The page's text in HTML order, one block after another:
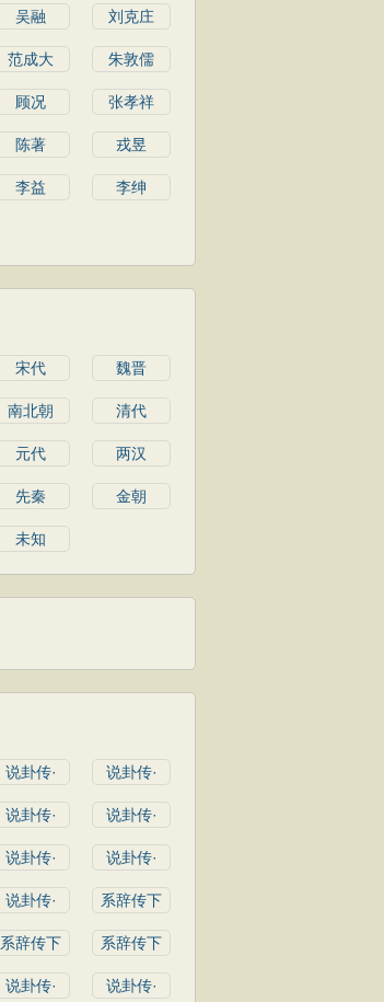
吴融 刘克庄
范成大 朱敦儒
顾况 张孝祥
陈著 戎昱
李益 李绅
宋代 魏晋
南北朝 清代
元代 两汉
先秦 金朝
未知
说卦传· 说卦传·
说卦传· 说卦传·
说卦传· 说卦传·
说卦传· 系辞传下
系辞传下 系辞传下
说卦传· 说卦传·